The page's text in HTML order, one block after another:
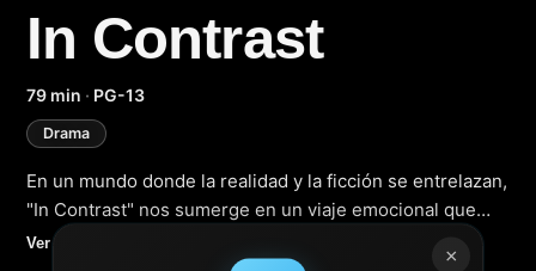
In Contrast(2025)
79 min · PG-13
Drama
En un mundo donde la realidad y la ficción se entrelazan,
"In Contrast" nos sumerge en un viaje emocional que
nos hace cuestionar la verdad de nuestra existencia.
Ver más
×